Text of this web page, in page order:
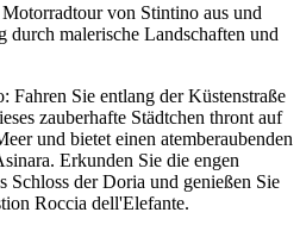
von Stintino aus und
durch malerische Landschaften und
Fahren Sie entlang der Küstenstraße
zauberhafte Städtchen thront auf
und bietet einen atemberaubenden
Erkunden Sie die engen
Schloss der Doria und genießen Sie
Roccia dell'Elefante.